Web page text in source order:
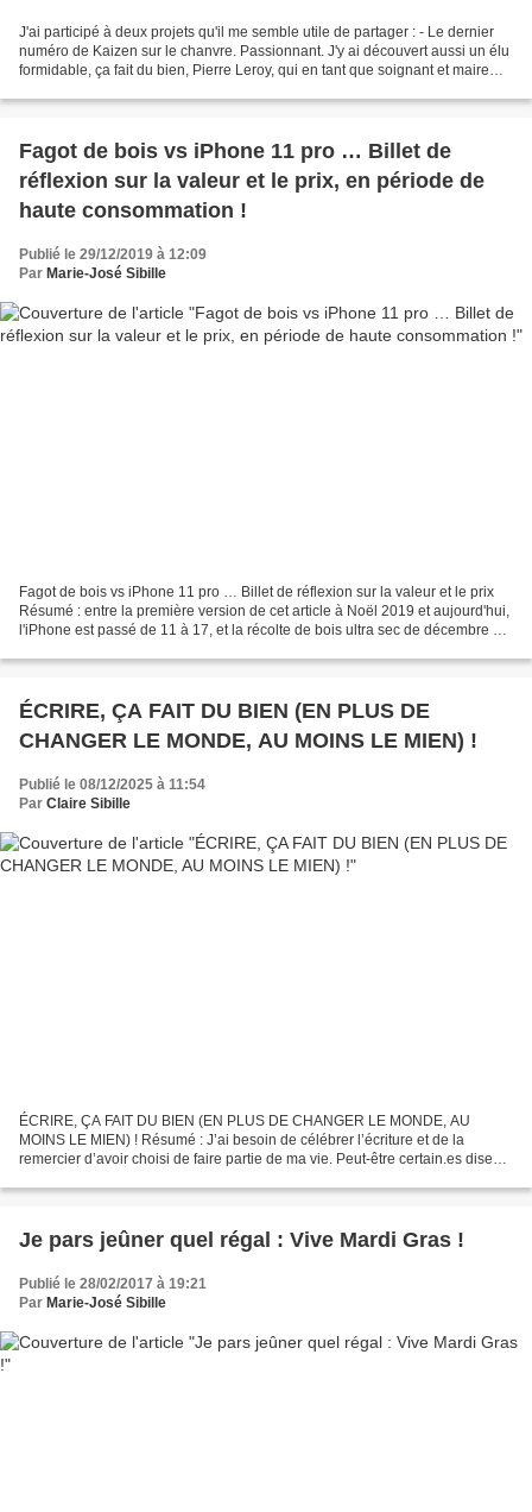
J'ai participé à deux projets qu'il me semble utile de partager : - Le dernier
numéro de Kaizen sur le chanvre. Passionnant. J'y ai découvert aussi un élu
formidable, ça fait du bien, Pierre Leroy, qui en tant que soignant et maire
Fagot de bois vs iPhone 11 pro … Billet de
réflexion sur la valeur et le prix, en période de
haute consommation !
Publié le 29/12/2019 à 12:09
Par Marie-José Sibille
Fagot de bois vs iPhone 11 pro … Billet de réflexion sur la valeur et le prix
Résumé : entre la première version de cet article à Noël 2019 et aujourd'hui,
l'iPhone est passé de 11 à 17, et la récolte de bois ultra sec de décembre à
ÉCRIRE, ÇA FAIT DU BIEN (EN PLUS DE
CHANGER LE MONDE, AU MOINS LE MIEN) !
Publié le 08/12/2025 à 11:54
Par Claire Sibille
ÉCRIRE, ÇA FAIT DU BIEN (EN PLUS DE CHANGER LE MONDE, AU
MOINS LE MIEN) ! Résumé : J’ai besoin de célébrer l’écriture et de la
remercier d’avoir choisi de faire partie de ma vie. Peut-être certain.es disent
Je pars jeûner quel régal : Vive Mardi Gras !
Publié le 28/02/2017 à 19:21
Par Marie-José Sibille